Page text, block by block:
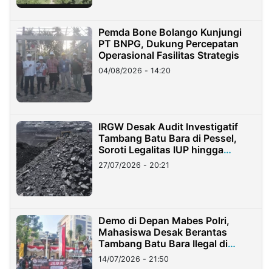
Pemda Bone Bolango Kunjungi
PT BNPG, Dukung Percepatan
Operasional Fasilitas Strategis
04/08/2026 - 14:20
IRGW Desak Audit Investigatif
Tambang Batu Bara di Pessel,
Soroti Legalitas IUP hingga
Stockpile
27/07/2026 - 20:21
Demo di Depan Mabes Polri,
Mahasiswa Desak Berantas
Tambang Batu Bara Ilegal di
Lampung
14/07/2026 - 21:50